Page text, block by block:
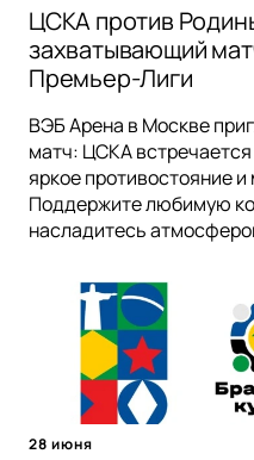
ЦСКА против
захватывающий
Премьер-Лиги
ВЭБ Арена в Москве
матч: ЦСКА
яркое противостояние
Поддержите любимую
насладитесь
28 июня